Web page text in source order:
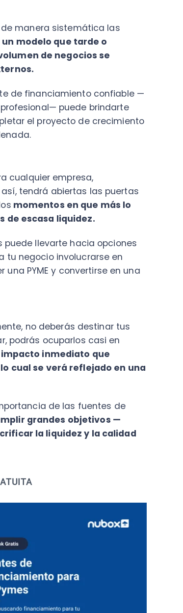
proyecto de crecimiento
empresa,
abiertas las puertas
liquidez.
llevarte hacia opciones
involucrarse en
y convertirse en una
deberás destinar tus
ocuparlos casi en
inmediato que
de las fuentes de
grandes objetivos —
la liquidez y la calidad